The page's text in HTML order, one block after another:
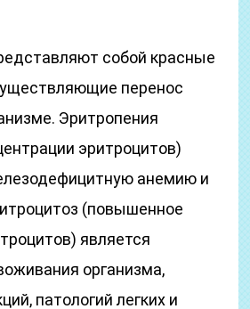
собой красные
перенос
Эритропения
эритроцитов)
анемию и
(повышенное
является
организма,
патологий легких и